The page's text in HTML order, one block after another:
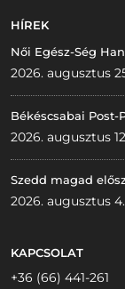
HÍREK
Női Egész-Ség
2026. augusztus
Békéscsabai Post-
2026. augusztus
Szedd magad
2026. augusztus
KAPCSOLAT
+36 (66) 441-261